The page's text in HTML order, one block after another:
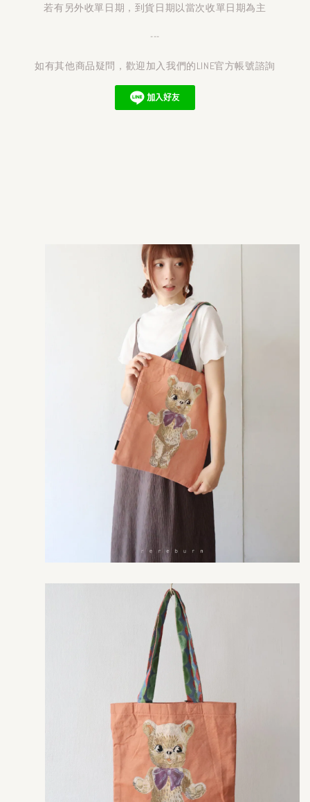
若有另外收單日期，到貨日期以當次收單日期為主
---
如有其他商品疑問，歡迎加入我們的LINE官方帳號諮詢